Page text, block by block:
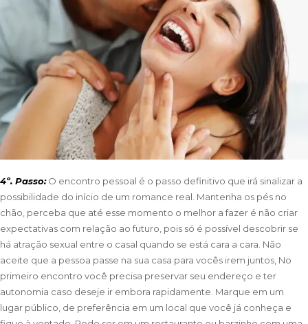
4º. Passo:O encontro pessoal é o passo definitivo que irá sinalizar a
possibilidade do início de um romance real. Mantenha os pés no
chão, perceba que até esse momento o melhor a fazer é não criar
expectativas com relação ao futuro, pois só é possível descobrir se
há atração sexual entre o casal quando se está cara a cara. Não
aceite que a pessoa passe na sua casa para vocês irem juntos, No
primeiro encontro você precisa preservar seu endereço e ter
autonomia caso deseje ir embora rapidamente. Marque em um
lugar público, de preferência em um local que você já conheça e